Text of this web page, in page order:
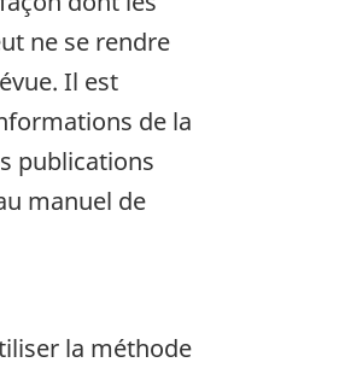
ne se rendre
Il est
de la
publications
manuel de
la méthode